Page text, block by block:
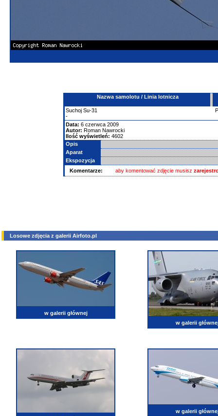
Nazwa samolotu / Linia lotnicza
Suchoj Su-31
-
Data: 6 czerwca 2009
Autor: Roman Nawrocki
Ilość wyświetleń: 4602
Opis
Aparat
Ekspozycja
Komentarze:
aby komentować zdjęcie musisz
Losowe zdjęcia z galerii Airfoto.pl
w galerii głównej
w galerii
w galerii